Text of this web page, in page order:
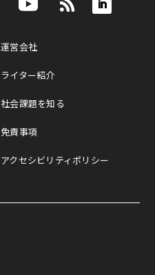
運営会社
ライター紹介
社会課題を知る
免責事項
アクセシビリティポリシー